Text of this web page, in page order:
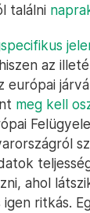
találni
az
európai
meg kell
ahol
igen ritkás.